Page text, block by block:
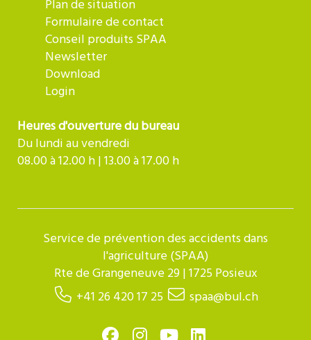
Plan de situation
Formulaire de contact
Conseil produits SPAA
Newsletter
Download
Login
Heures d'ouverture du bureau
Du lundi au vendredi
08.00 à 12.00 h | 13.00 à 17.00 h
Service de prévention des accidents dans
l'agriculture (SPAA)
Rte de Grangeneuve 29 | 1725 Posieux
+41 26 420 17 25
spaa@bul.ch